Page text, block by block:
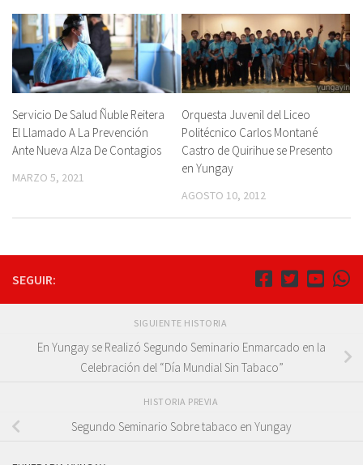
Servicio De Salud Ñuble Reitera
El Llamado A La Prevención
Ante Nueva Alza De Contagios
MARZO 5, 2021
Orquesta Juvenil del Liceo
Politécnico Carlos Montané
Castro de Quirihue se Presento
en Yungay
AGOSTO 10, 2012
SEGUIR:
SIGUIENTE HISTORIA
En Yungay se Realizó Segundo Seminario Enmarcado en la
Celebración del “Día Mundial Sin Tabaco”
HISTORIA PREVIA
Segundo Seminario Sobre tabaco en Yungay